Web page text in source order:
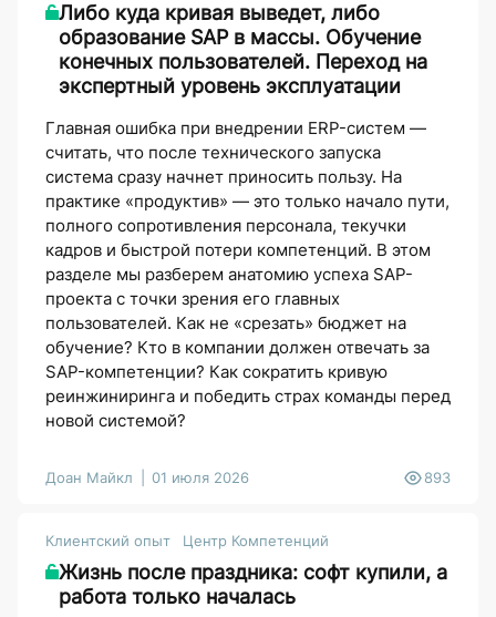
Либо куда кривая выведет, либо
образование SAP в массы. Обучение
конечных пользователей. Переход на
экспертный уровень эксплуатации
Главная ошибка при внедрении ERP-систем —
считать, что после технического запуска
система сразу начнет приносить пользу. На
практике «продуктив» — это только начало пути,
полного сопротивления персонала, текучки
кадров и быстрой потери компетенций. В этом
разделе мы разберем анатомию успеха SAP-
проекта с точки зрения его главных
пользователей. Как не «срезать» бюджет на
обучение? Кто в компании должен отвечать за
SAP-компетенции? Как сократить кривую
реинжиниринга и победить страх команды перед
новой системой?
Доан Майкл 01 июля 2026 893
Клиентский опыт Центр Компетенций
Жизнь после праздника: софт купили, а
работа только началась